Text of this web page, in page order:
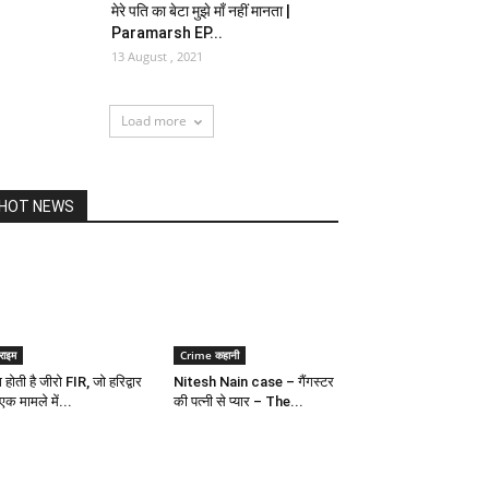
मेरे पति का बेटा मुझे माँ नहीं मानता |
Paramarsh EP...
13 August , 2021
Load more
HOT NEWS
होती है जीरो FIR, जो हरिद्वार
मामले में...
Crime कहानी
Nitesh Nain case – गैंगस्टर
की पत्नी से प्यार – The...